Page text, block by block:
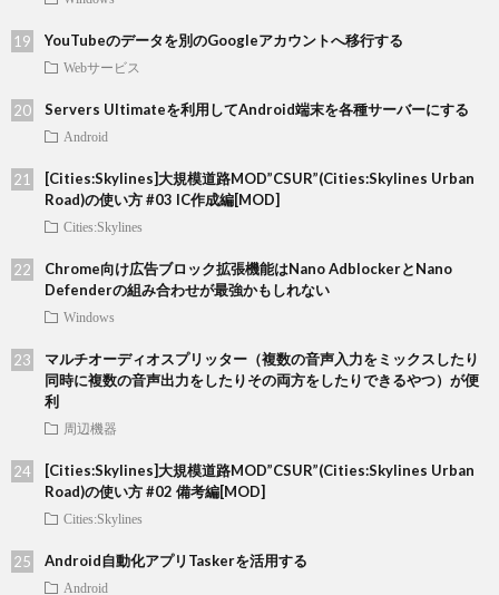
YouTubeのデータを別のGoogleアカウントへ移行する
Webサービス
Servers Ultimateを利用してAndroid端末を各種サーバーにする
Android
[Cities:Skylines]大規模道路MOD”CSUR”(Cities:Skylines Urban
Road)の使い方 #03 IC作成編[MOD]
Cities:Skylines
Chrome向け広告ブロック拡張機能はNano AdblockerとNano
Defenderの組み合わせが最強かもしれない
Windows
マルチオーディオスプリッター（複数の音声入力をミックスしたり
同時に複数の音声出力をしたりその両方をしたりできるやつ）が便
利
周辺機器
[Cities:Skylines]大規模道路MOD”CSUR”(Cities:Skylines Urban
Road)の使い方 #02 備考編[MOD]
Cities:Skylines
Android自動化アプリTaskerを活用する
Android